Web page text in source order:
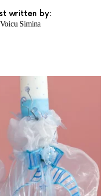
written by:
Voicu Simina